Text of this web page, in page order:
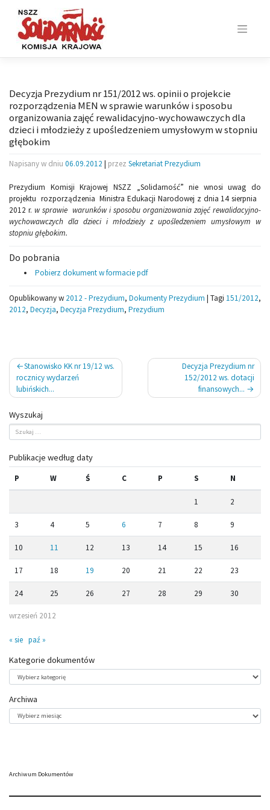
content
Decyzja Prezydium nr 151/2012 ws. opinii o projekcie
rozporządzenia MEN w sprawie warunków i sposobu
organizowania zajęć rewalidacyjno-wychowawczych dla
dzieci i młodzieży z upośledzeniem umysłowym w stopniu
głębokim
Napisany w dniu 06.09.2012 | przez Sekretariat Prezydium
Prezydium Komisji Krajowej NSZZ „Solidarność” nie wnosi uwag do
projektu rozporządzenia Ministra Edukacji Narodowej z dnia 14 sierpnia
2012 r. w sprawie warunków i sposobu organizowania zajęć rewalidacyjno-
wychowawczych dla dzieci i młodzieży z upośledzeniem umysłowym w
stopniu głębokim.
Do pobrania
Pobierz dokument w formacie pdf
Opublikowany w 2012 - Prezydium, Dokumenty Prezydium | Tagi 151/2012,
2012, Decyzja, Decyzja Prezydium, Prezydium
Nawigacja
wpisu
Stanowisko KK nr 19/12 ws.
rocznicy wydarzeń
lubińskich...
Decyzja Prezydium nr
152/2012 ws. dotacji
finansowych...
Wyszukaj
Publikacje według daty
wrzesień 2012
P W Ś C P S N
1 2
3 4 5 6 7 8 9
10 11 12 13 14 15 16
17 18 19 20 21 22 23
24 25 26 27 28 29 30
« sie paź »
Kategorie dokumentów
dokumentów
Archiwa
Archiwa
Archiwum Dokumentów